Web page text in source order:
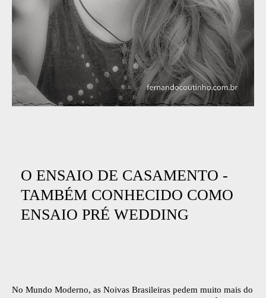
O ENSAIO DE CASAMENTO -
TAMBÉM CONHECIDO COMO
ENSAIO PRÉ WEDDING
No Mundo Moderno, as Noivas Brasileiras pedem muito mais do